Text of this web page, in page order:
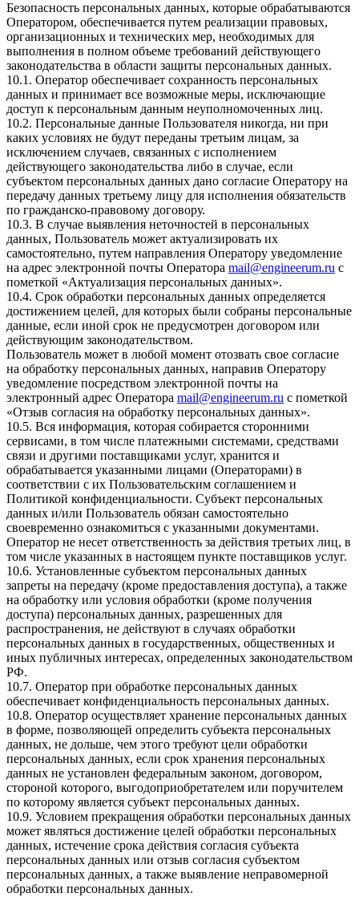
Безопасность персональных данных, которые обрабатываются
Оператором, обеспечивается путем реализации правовых,
организационных и технических мер, необходимых для
выполнения в полном объеме требований действующего
законодательства в области защиты персональных данных.
10.1. Оператор обеспечивает сохранность персональных
данных и принимает все возможные меры, исключающие
доступ к персональным данным неуполномоченных лиц.
10.2. Персональные данные Пользователя никогда, ни при
каких условиях не будут переданы третьим лицам, за
исключением случаев, связанных с исполнением
действующего законодательства либо в случае, если
субъектом персональных данных дано согласие Оператору на
передачу данных третьему лицу для исполнения обязательств
по гражданско-правовому договору.
10.3. В случае выявления неточностей в персональных
данных, Пользователь может актуализировать их
самостоятельно, путем направления Оператору уведомление
на адрес электронной почты Оператора mail@engineerum.ru с
пометкой «Актуализация персональных данных».
10.4. Срок обработки персональных данных определяется
достижением целей, для которых были собраны персональные
данные, если иной срок не предусмотрен договором или
действующим законодательством.
Пользователь может в любой момент отозвать свое согласие
на обработку персональных данных, направив Оператору
уведомление посредством электронной почты на
электронный адрес Оператора mail@engineerum.ru с пометкой
«Отзыв согласия на обработку персональных данных».
10.5. Вся информация, которая собирается сторонними
сервисами, в том числе платежными системами, средствами
связи и другими поставщиками услуг, хранится и
обрабатывается указанными лицами (Операторами) в
соответствии с их Пользовательским соглашением и
Политикой конфиденциальности. Субъект персональных
данных и/или Пользователь обязан самостоятельно
своевременно ознакомиться с указанными документами.
Оператор не несет ответственность за действия третьих лиц, в
том числе указанных в настоящем пункте поставщиков услуг.
10.6. Установленные субъектом персональных данных
запреты на передачу (кроме предоставления доступа), а также
на обработку или условия обработки (кроме получения
доступа) персональных данных, разрешенных для
распространения, не действуют в случаях обработки
персональных данных в государственных, общественных и
иных публичных интересах, определенных законодательством
РФ.
10.7. Оператор при обработке персональных данных
обеспечивает конфиденциальность персональных данных.
10.8. Оператор осуществляет хранение персональных данных
в форме, позволяющей определить субъекта персональных
данных, не дольше, чем этого требуют цели обработки
персональных данных, если срок хранения персональных
данных не установлен федеральным законом, договором,
стороной которого, выгодоприобретателем или поручителем
по которому является субъект персональных данных.
10.9. Условием прекращения обработки персональных данных
может являться достижение целей обработки персональных
данных, истечение срока действия согласия субъекта
персональных данных или отзыв согласия субъектом
персональных данных, а также выявление неправомерной
обработки персональных данных.